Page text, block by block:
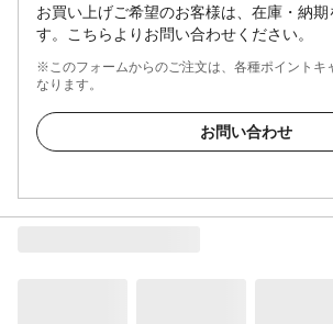
お買い上げご希望のお客様は、在庫・納期
す。こちらよりお問い合わせください。
※このフォームからのご注文は、各種ポイントキ
なります。
お問い合わせ